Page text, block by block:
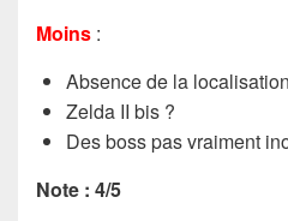
Moins :
Absence de la
Zelda II bis ?
Des boss pas vraiment
Note : 4/5